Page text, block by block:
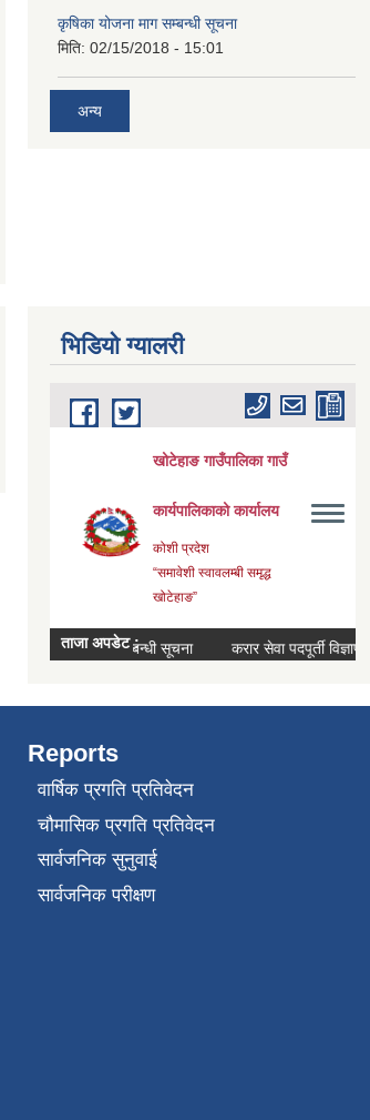
कृषिका योजना माग सम्बन्धी सूचना
मिति: 02/15/2018 - 15:01
अन्य
भिडियाे ग्यालरी
Reports
वार्षिक प्रगति प्रतिवेदन
चौमासिक प्रगति प्रतिवेदन
सार्वजनिक सुनुवाई
सार्वजनिक परीक्षण